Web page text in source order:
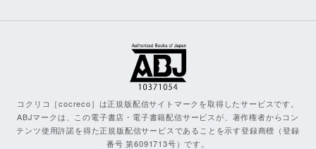
コクリコ［cocreco］は正規版配信サイトマークを取得したサービスです。
ABJマークは、この電子書店・電子書籍配信サービスが、著作権者からコン
テンツ使用許諾を得た正規版配信サービスであることを示す登録商標（登録
番号 第6091713号）です。